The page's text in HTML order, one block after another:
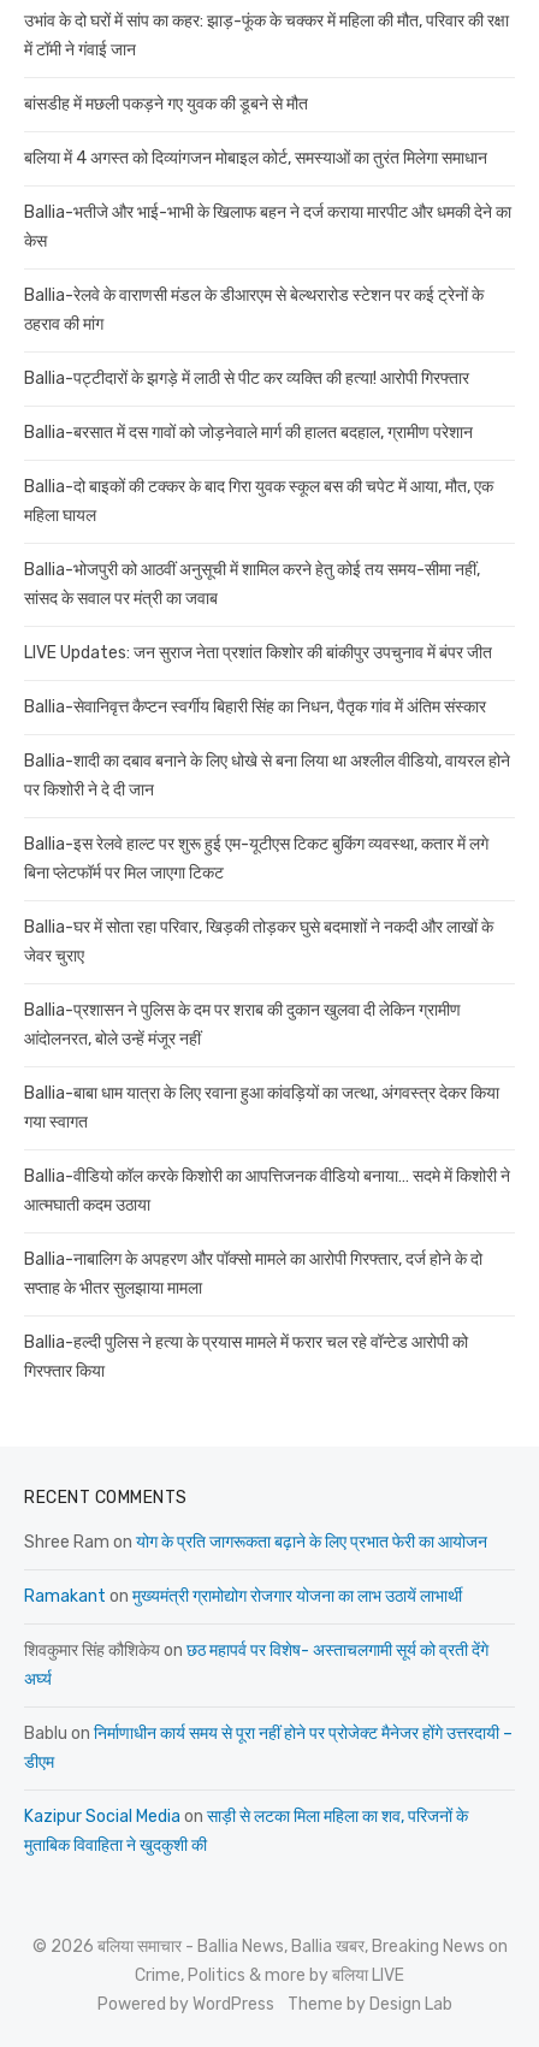
उभांव के दो घरों में सांप का कहर: झाड़-फूंक के चक्कर में महिला की मौत, परिवार की रक्षा
में टॉमी ने गंवाई जान
बांसडीह में मछली पकड़ने गए युवक की डूबने से मौत
बलिया में 4 अगस्त को दिव्यांगजन मोबाइल कोर्ट, समस्याओं का तुरंत मिलेगा समाधान
Ballia-भतीजे और भाई-भाभी के खिलाफ बहन ने दर्ज कराया मारपीट और धमकी देने का
केस
Ballia-रेलवे के वाराणसी मंडल के डीआरएम से बेल्थरारोड स्टेशन पर कई ट्रेनों के
ठहराव की मांग
Ballia-पट्टीदारों के झगड़े में लाठी से पीट कर व्यक्ति की हत्या! आरोपी गिरफ्तार
Ballia-बरसात में दस गावों को जोड़नेवाले मार्ग की हालत बदहाल, ग्रामीण परेशान
Ballia-दो बाइकों की टक्कर के बाद गिरा युवक स्कूल बस की चपेट में आया, मौत, एक
महिला घायल
Ballia-भोजपुरी को आठवीं अनुसूची में शामिल करने हेतु कोई तय समय-सीमा नहीं,
सांसद के सवाल पर मंत्री का जवाब
LIVE Updates: जन सुराज नेता प्रशांत किशोर की बांकीपुर उपचुनाव में बंपर जीत
Ballia-सेवानिवृत्त कैप्टन स्वर्गीय बिहारी सिंह का निधन, पैतृक गांव में अंतिम संस्कार
Ballia-शादी का दबाव बनाने के लिए धोखे से बना लिया था अश्लील वीडियो, वायरल होने
पर किशोरी ने दे दी जान
Ballia-इस रेलवे हाल्ट पर शुरू हुई एम-यूटीएस टिकट बुकिंग व्यवस्था, कतार में लगे
बिना प्लेटफॉर्म पर मिल जाएगा टिकट
Ballia-घर में सोता रहा परिवार, खिड़की तोड़कर घुसे बदमाशों ने नकदी और लाखों के
जेवर चुराए
Ballia-प्रशासन ने पुलिस के दम पर शराब की दुकान खुलवा दी लेकिन ग्रामीण
आंदोलनरत, बोले उन्हें मंजूर नहीं
Ballia-बाबा धाम यात्रा के लिए रवाना हुआ कांवड़ियों का जत्था, अंगवस्त्र देकर किया
गया स्वागत
Ballia-वीडियो कॉल करके किशोरी का आपत्तिजनक वीडियो बनाया… सदमे में किशोरी ने
आत्मघाती कदम उठाया
Ballia-नाबालिग के अपहरण और पॉक्सो मामले का आरोपी गिरफ्तार, दर्ज होने के दो
सप्ताह के भीतर सुलझाया मामला
Ballia-हल्दी पुलिस ने हत्या के प्रयास मामले में फरार चल रहे वॉन्टेड आरोपी को
गिरफ्तार किया
RECENT COMMENTS
Shree Ram on योग के प्रति जागरूकता बढ़ाने के लिए प्रभात फेरी का आयोजन
Ramakant on मुख्यमंत्री ग्रामोद्योग रोजगार योजना का लाभ उठायें लाभार्थी
शिवकुमार सिंह कौशिकेयon छठ महापर्व पर विशेष- अस्ताचलगामी सूर्य को व्रती देंगे
अर्घ्य
Bablu on निर्माणाधीन कार्य समय से पूरा नहीं होने पर प्रोजेक्ट मैनेजर होंगे उत्तरदायी –
डीएम
Kazipur Social Media on साड़ी से लटका मिला महिला का शव, परिजनों के
मुताबिक विवाहिता ने खुदकुशी की
© 2026 बलिया समाचार - Ballia News, Ballia खबर, Breaking News on
Crime, Politics & more by बलिया LIVE
Powered by WordPress
Theme by Design Lab